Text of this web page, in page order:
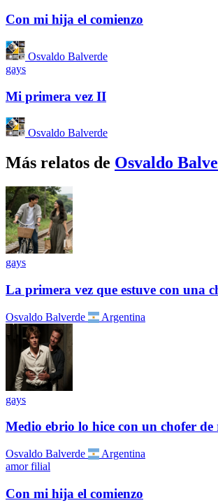
Con mi hija el comienzo
Osvaldo Balverde
gays
Mi primera vez II
Osvaldo Balverde
Más relatos de Osvaldo
gays
La primera vez que estuve con una
Osvaldo Balverde Argentina
gays
Medio ebrio lo hice con un chofer de
Osvaldo Balverde
Argentina
amor filial
Con mi hija el comienzo